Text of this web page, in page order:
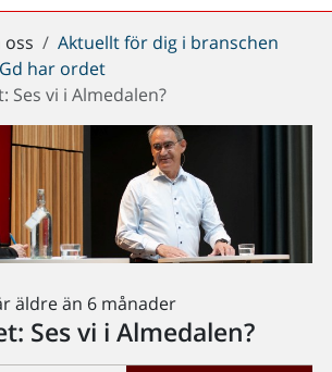
oss
Aktuellt för dig i branschen
har ordet
Ses vi i Almedalen?
äldre än 6 månader
Ses vi i Almedalen?